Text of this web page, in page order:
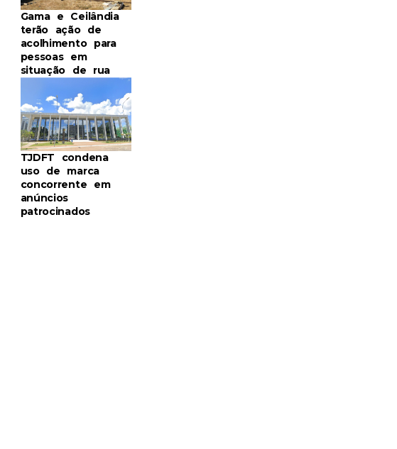
Gama e Ceilândia
terão ação de
acolhimento para
pessoas em
situação de rua
TJDFT condena
uso de marca
concorrente em
anúncios
patrocinados